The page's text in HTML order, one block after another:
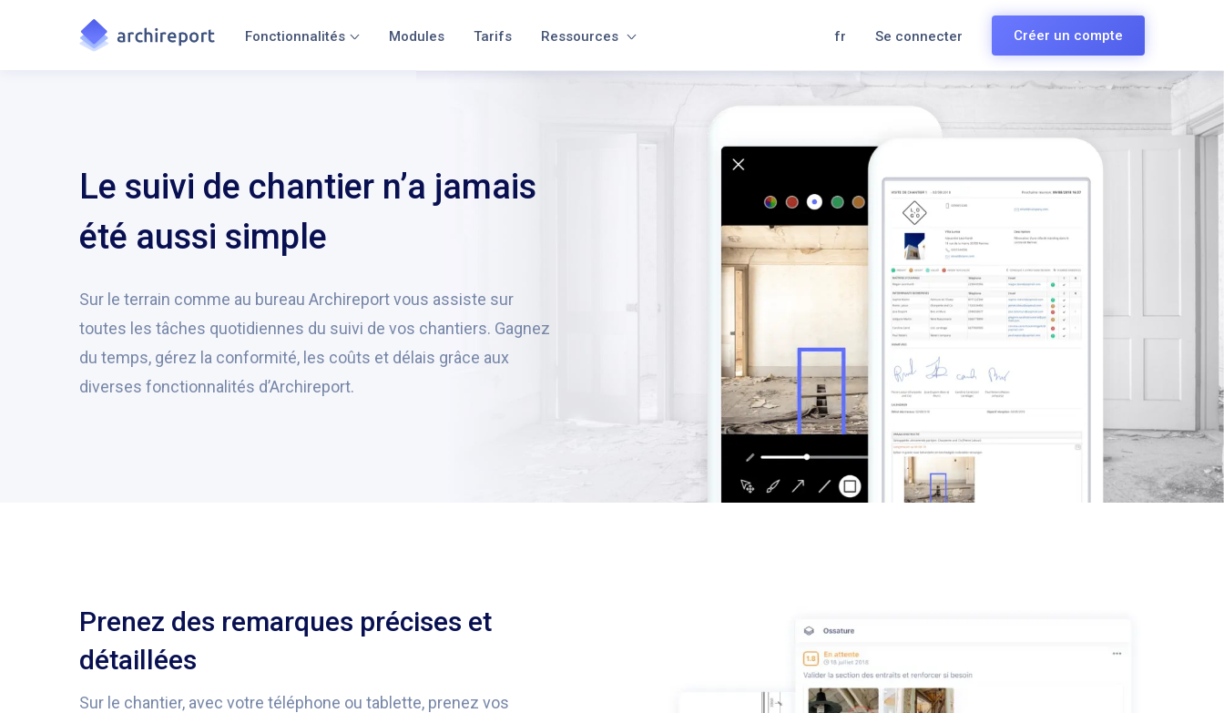
Fonctionnalités Modules Tarifs Ressources fr Se connecter Créer un compte
Le suivi de chantier n’a jamais
été aussi simple
Sur le terrain comme au bureau Archireport vous assiste sur
toutes les tâches quotidiennes du suivi de vos chantiers. Gagnez
du temps, gérez la conformité, les coûts et délais grâce aux
diverses fonctionnalités d’Archireport.
Prenez des remarques précises et
détaillées
Sur le chantier, avec votre téléphone ou tablette, prenez vos